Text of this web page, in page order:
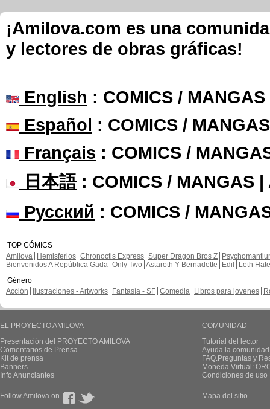
¡Amilova.com es una
y lectores de obras gráficas!
English : COMICS /
Español : COMICS /
Français : COMICS /
日本語: COMICS / MANGAS |
Русский : COMICS /
TOP CÓMICS
Amilova
Hemisferios Chronoctis Express Super Dragon Bros Z
Bienvenidos A República Gada Only Two Astaroth Y Bernadette Edil
Leth Hate
Género
Acción
Ilustraciones - Artworks Fantasía - SF Comedia Libros para jovenes
EL PROYECTO AMILOVA
Presentación del PROYECTO AMILOVA
Comentarios de Prensa
Kit de prensa
Banners
Info Anunciantes
COMUNIDAD
Tutorial del lector
Ayuda la
FAQ.Preguntas y
Moneda Virtual:
Condiciones de uso
Follow Amilova on Mapa del sitio